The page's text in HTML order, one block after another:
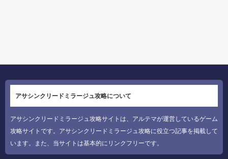
アサシンクリードミラージュ攻略について
アサシンクリードミラージュ攻略サイトは、アルテマが運営しているゲーム
攻略サイトです。アサシンクリードミラージュ攻略に役立つ記事を掲載して
います。また、当サイトは基本的にリンクフリーです。